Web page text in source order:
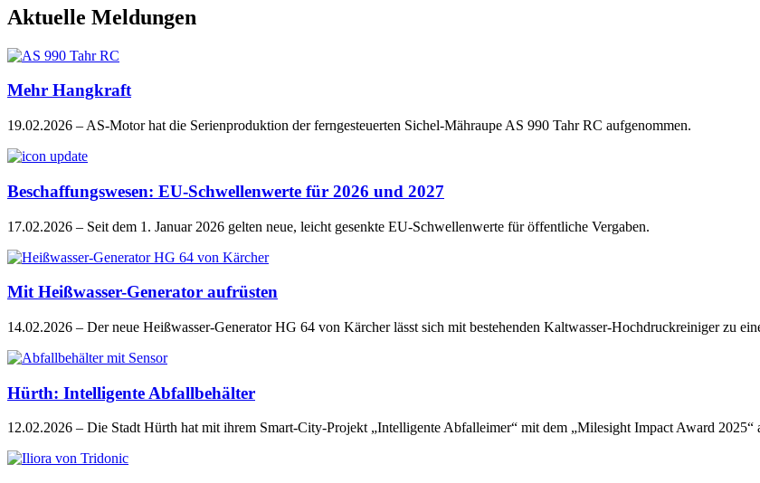
Aktuelle Meldungen
Mehr Hangkraft
19.02.2026 – AS-Motor hat die Serienproduktion der ferngesteuerten Sichel-Mähraupe AS 990 Tahr RC aufgenommen.
Beschaffungswesen: EU-Schwellenwerte für 2026 und 2027
17.02.2026 – Seit dem 1. Januar 2026 gelten neue, leicht gesenkte EU-Schwellenwerte für öffentliche Vergaben.
Mit Heißwasser-Generator aufrüsten
14.02.2026 – Der neue Heißwasser-Generator HG 64 von Kärcher lässt sich mit bestehenden Kaltwasser-Hochdruckreiniger zu
Hürth: Intelligente Abfallbehälter
12.02.2026 – Die Stadt Hürth hat mit ihrem Smart-City-Projekt „Intelligente Abfalleimer“ mit dem „Milesight Impact Award 2025“